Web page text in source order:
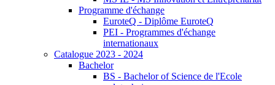
Programme d'échange
EuroteQ - Diplôme EuroteQ
PEI - Programmes d'échange
internationaux
Catalogue 2023 - 2024
Bachelor
BS - Bachelor of Science de l'Ecole